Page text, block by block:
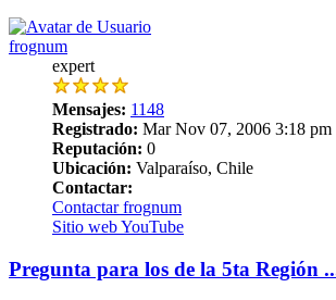
frognum
expert
Mensajes: 1148
Registrado: Mar Nov 07, 2006 3:18 pm
Reputación: 0
Ubicación: Valparaíso, Chile
Contactar:
Contactar frognum
Sitio webYouTube
Pregunta para los de la 5ta Región